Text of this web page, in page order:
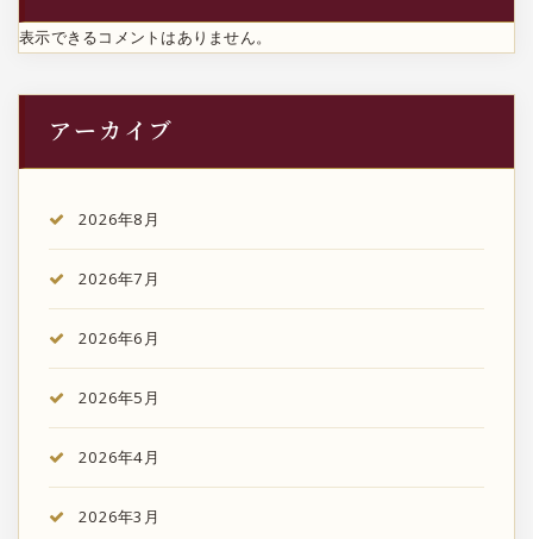
表示できるコメントはありません。
アーカイブ
2026年8月
2026年7月
2026年6月
2026年5月
2026年4月
2026年3月